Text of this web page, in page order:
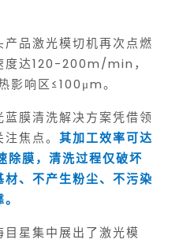
品激光模切机再次点燃
度达120-200m/min，
影响区≤100μm。
膜清洗解决方案凭借领
焦点。 其加工效率可达
膜，清洗过程仅破坏
、不产生粉尘、不污染
。
星集中展出了激光模